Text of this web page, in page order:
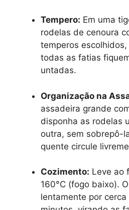
Tempero: Em uma
rodelas de cenoura
temperos
todas as fatias
untadas.
Organização na
assadeira grande
disponha as rodelas
outra, sem sobrepô-
quente circule
Cozimento: Leve ao
160°C (fogo baixo).
lentamente por